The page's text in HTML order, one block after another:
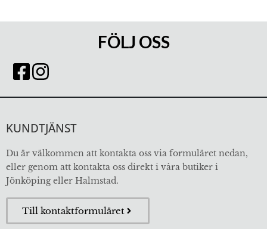
FÖLJ OSS
KUNDTJÄNST
Du är välkommen att kontakta oss via formuläret nedan,
eller genom att kontakta oss direkt i våra butiker i
Jönköping eller Halmstad.
Till kontaktformuläret